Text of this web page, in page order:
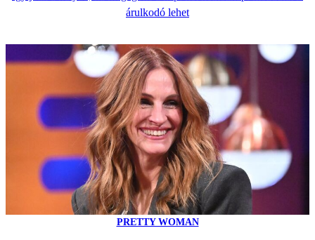
árulkodó lehet
PRETTY WOMAN